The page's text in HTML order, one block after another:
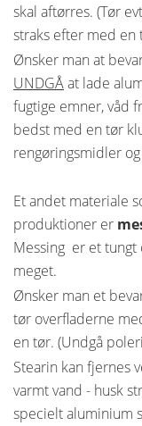
skal aftørres. (Tør
straks efter med en
Ønsker man at
UNDGÅat lade
fugtige emner, våd
bedst med en tør
rengøringsmidler
Et andet materiale
produktioner er
Messing er et
meget.
Ønsker man et
tør overfladerne
en tør. (Undgå
Stearin kan fjernes
varmt vand - husk
specielt aluminium